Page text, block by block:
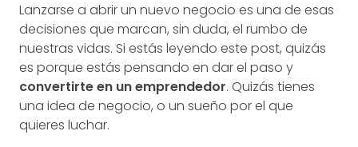
Lanzarse a abrir un nuevo negocio es una de esas
decisiones que marcan, sin duda, el rumbo de
nuestras vidas. Si estás leyendo este post, quizás
es porque estás pensando en dar el paso y
convertirte en un emprendedor. Quizás tienes
una idea de negocio, o un sueño por el que
quieres luchar.